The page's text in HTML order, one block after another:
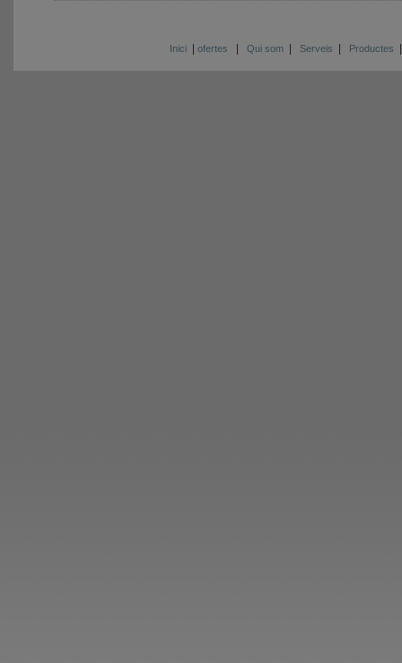
Inici| ofertes Qui som| Serveis Productes